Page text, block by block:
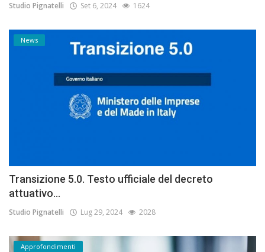
Studio Pignatelli Set 6, 2024 1624
News
Transizione 5.0. Testo ufficiale del decreto
attuativo...
Studio Pignatelli Lug 29, 2024 2028
Approfondimenti